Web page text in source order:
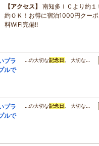
アクセス
南知多ＩＣより約
約ＯＫ！お得に宿泊1000円クー
料WiFi完備!!
プラ
ルで
…の大切な記念日 。 大切な…
プラ
ルで
…の大切な記念日 。 大切な…